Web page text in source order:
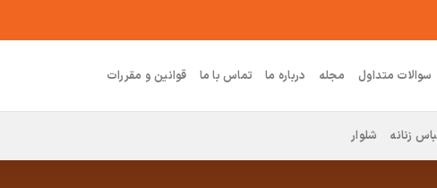
سوالات متداول مجله درباره ما تماس با ما قوانین و مقررات
زنانه شلوار